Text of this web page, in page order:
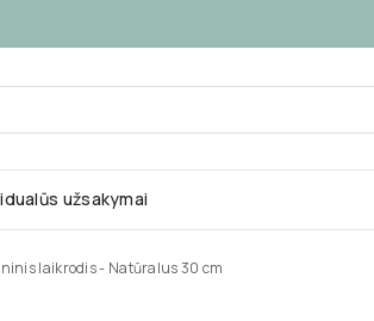
užsakymai
laikrodis - Natūralus 30 cm